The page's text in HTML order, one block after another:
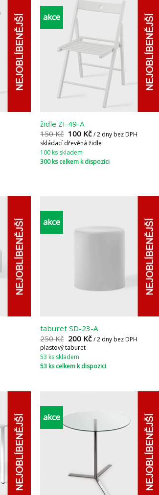
akce
židle ZI-49-A
150Kč 100 Kč / 2 dny bez DPH
skládací dřevěná židle
100 ks skladem
300 ks celkem k dispozici
akce
taburet SD-23-A
250Kč 200 Kč / 2 dny bez DPH
plastový taburet
53 ks skladem
53 ks celkem k dispozici
akce